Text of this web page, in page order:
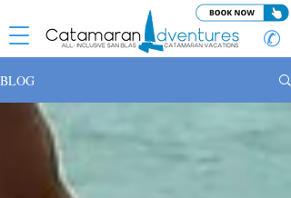
✆
BLOG